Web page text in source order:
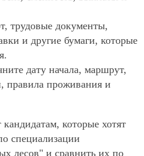
трудовые документы,
и другие бумаги, которые
дату начала, маршрут,
правила проживания и
которые хотят
специализации
лесов" и сравнить их по